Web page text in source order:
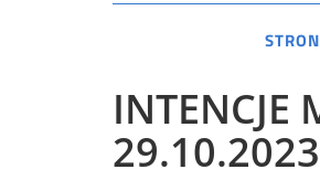
INTENCJE
29.10.2023